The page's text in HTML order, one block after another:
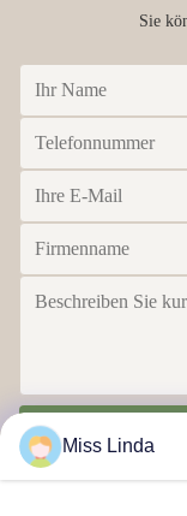
Sie
Miss Linda